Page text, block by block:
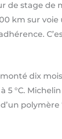
de stage de
km sur voie
dix
5 °C.
polymère